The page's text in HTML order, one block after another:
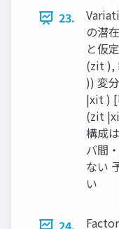
23.
の潜
と仮
(zit ),
)) 変
|xit )
(zit
構成
バ間
ない
い